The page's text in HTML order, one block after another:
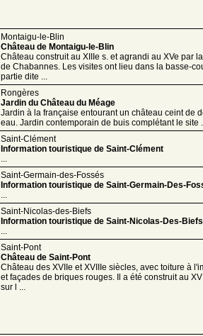
Montaigu-le-Blin
Château de Montaigu-le-Blin
Château construit au XIIIe s. et agrandi au XVe par
de Chabannes. Les visites ont lieu dans la basse-
partie dite ...
Rongères
Jardin du Château du Méage
Jardin à la française entourant un château ceint de
eau. Jardin contemporain de buis complétant le site
Saint-Clément
Information touristique de Saint-Clément
...
Saint-Germain-des-Fossés
Information touristique de Saint-Germain-Des-
...
Saint-Nicolas-des-Biefs
Information touristique de Saint-Nicolas-Des-Biefs
...
Saint-Pont
Château de Saint-Pont
Château des XVIIe et XVIIIe siècles, avec toiture à
et façades de briques rouges. Il a été construit au
sur l ...